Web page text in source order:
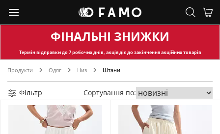
ФІНАЛЬНІ ЗНИЖКИ
Термін відправкидо 7 робочих днів, акція діє до закінчення акційних товарів
Продукти Одяг Низ Штани
Фільтр Сортування по: